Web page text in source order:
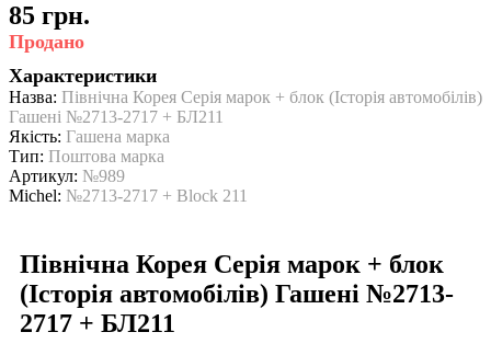
85 грн.
Продано
Характеристики
Назва: Північна Корея Серія марок + блок (Історія автомобілів)
Гашені №2713-2717 + БЛ211
Якість: Гашена марка
Тип: Поштова марка
Артикул: №989
Michel: №2713-2717 + Block 211
Північна Корея Серія марок + блок
(Історія автомобілів) Гашені №2713-
2717 + БЛ211